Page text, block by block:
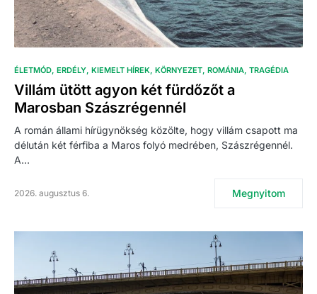
ÉLETMÓD ERDÉLY KIEMELT HÍREK KÖRNYEZET ROMÁNIA TRAGÉDIA
Villám ütött agyon két fürdőzőt a
Marosban Szászrégennél
A román állami hírügynökség közölte, hogy villám csapott ma
délután két férfiba a Maros folyó medrében, Szászrégennél.
A…
2026. augusztus 6. Megnyitom